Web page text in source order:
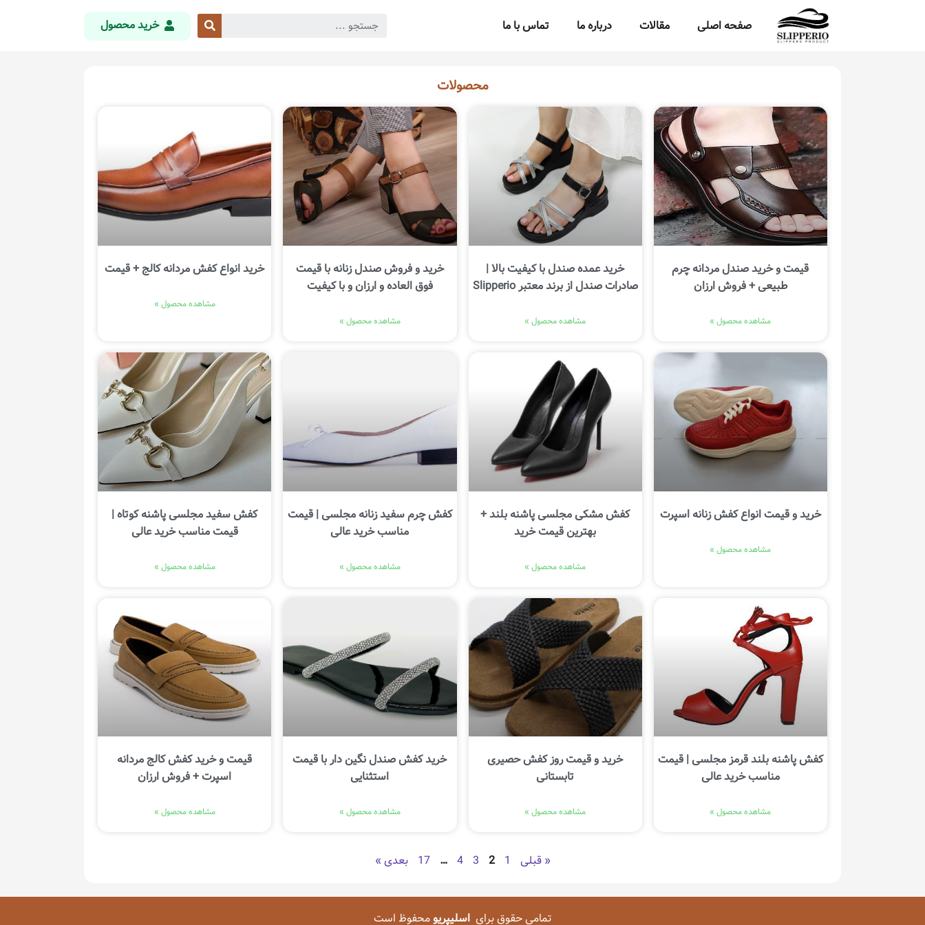
صفحه اصلی مقالات درباره ما تماس با ما خرید محصول
محصولات
قیمت و خرید صندل مردانه چرم
طبیعی + فروش ارزان
مشاهده محصول »
خرید عمده صندل با کیفیت بالا |
صادرات صندل از برند معتبر Slipperio
مشاهده محصول »
خرید و فروش صندل زنانه با قیمت
فوق العاده و ارزان و با کیفیت
مشاهده محصول »
خرید انواع کفش مردانه کالج + قیمت
مشاهده محصول »
خرید و قیمت انواع کفش زنانه اسپرت
مشاهده محصول »
کفش مشکی مجلسی پاشنه بلند +
بهترین قیمت خرید
مشاهده محصول »
کفش چرم سفید زنانه مجلسی | قیمت
مناسب خرید عالی
مشاهده محصول »
کفش سفید مجلسی پاشنه کوتاه |
قیمت مناسب خرید عالی
مشاهده محصول »
کفش پاشنه بلند قرمز مجلسی | قیمت
مناسب خرید عالی
مشاهده محصول »
خرید و قیمت روز کفش حصیری
تابستانی
مشاهده محصول »
خرید کفش صندل نگین دار با قیمت
استثنایی
مشاهده محصول »
قیمت و خرید کفش کالج مردانه
اسپرت + فروش ارزان
مشاهده محصول »
« قبلی 1
2
3
4
…
17 بعدی »
تمامی حقوق برایاسلیپریومحفوظ است